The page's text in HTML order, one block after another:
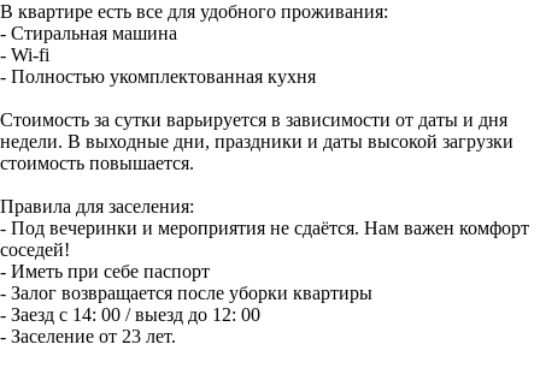
В квартире есть все для удобного проживания:
- Стиральная машина
- Wi-fi
- Полностью укомплектованная кухня
Стоимость за сутки варьируется в зависимости от даты и дня
недели. В выходные дни, праздники и даты высокой загрузки
стоимость повышается.
Правила для заселения:
- Под вечеринки и мероприятия не сдаётся. Нам важен комфорт
соседей!
- Иметь при себе паспорт
- Залог возвращается после уборки квартиры
- Заезд с 14: 00 / выезд до 12: 00
- Заселение от 23 лет.